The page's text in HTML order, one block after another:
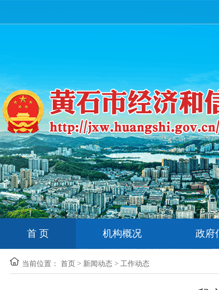
首 页 机构概况 政府
当前位置： 首页 > 新闻动态 > 工作动态